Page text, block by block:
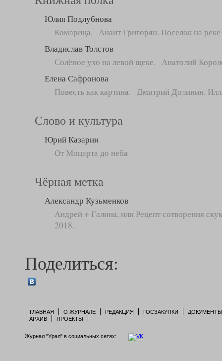
Юлия Подлубнова
Комарица. Анаит Григорян. Поселок на
Владислав Толстов
Солёное ухо на левой щеке. Анатолий
Елена Сафронова
Повесть как картина. Дмитрий Долинин.
Слово и культура
Юрий Казарин
От Моцарта до неба
Чёрная метка
Александр Кузьменков
Андрей + Галина, или Рецепт сотворения
2018.
Поделиться:
ГЛАВНАЯ О ЖУРНАЛЕ РЕДАКЦИЯ ГОСЗАКУПКИ
ДОКУМЕНТЫ
АРХИВ
ПРОЕКТЫ
Журнал "Урал" в социальных сетях: